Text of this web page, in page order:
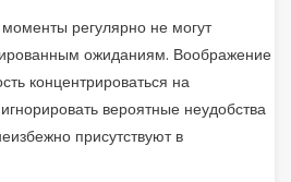
регулярно не могут
ожиданиям. Воображение
концентрироваться на
вероятные неудобства
присутствуют в